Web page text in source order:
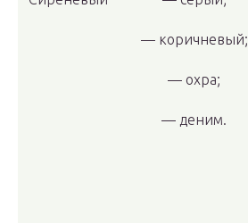
— коричневый;
— охра;
— деним.